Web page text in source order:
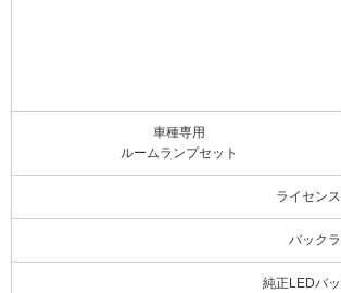
車種専用
ルームランプセット
ライセン
バック
純正LEDバ